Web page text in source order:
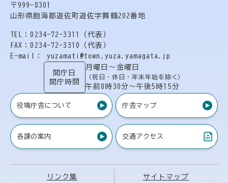
〒999-8301
山形県飽海郡遊佐町遊佐字舞鶴202番地
TEL：0234-72-3311（代表）
FAX：0234-72-3310（代表）
E-mail： yuzamati@town.yuza.yamagata.jp
開庁日
開庁時間
月曜日〜金曜日
（祝日・休日・年末年始を除く）
午前8時30分〜午後5時15分
役場庁舎について 庁舎マップ
各課の案内 交通アクセス
（PDF）
リンク集 サイトマップ